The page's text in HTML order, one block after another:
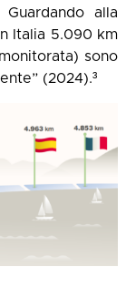
alla
Italia 5.090 km
sono
(2024).³